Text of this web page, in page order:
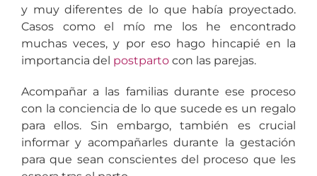
y muy diferentes de lo que había proyectado.
Casos como el mío me los he encontrado
muchas veces, y por eso hago hincapié en la
importancia del postpartocon las parejas.
Acompañar a las familias durante ese proceso
con la conciencia de lo que sucede es un regalo
para ellos. Sin embargo, también es crucial
informar y acompañarles durante la gestación
para que sean conscientes del proceso que les